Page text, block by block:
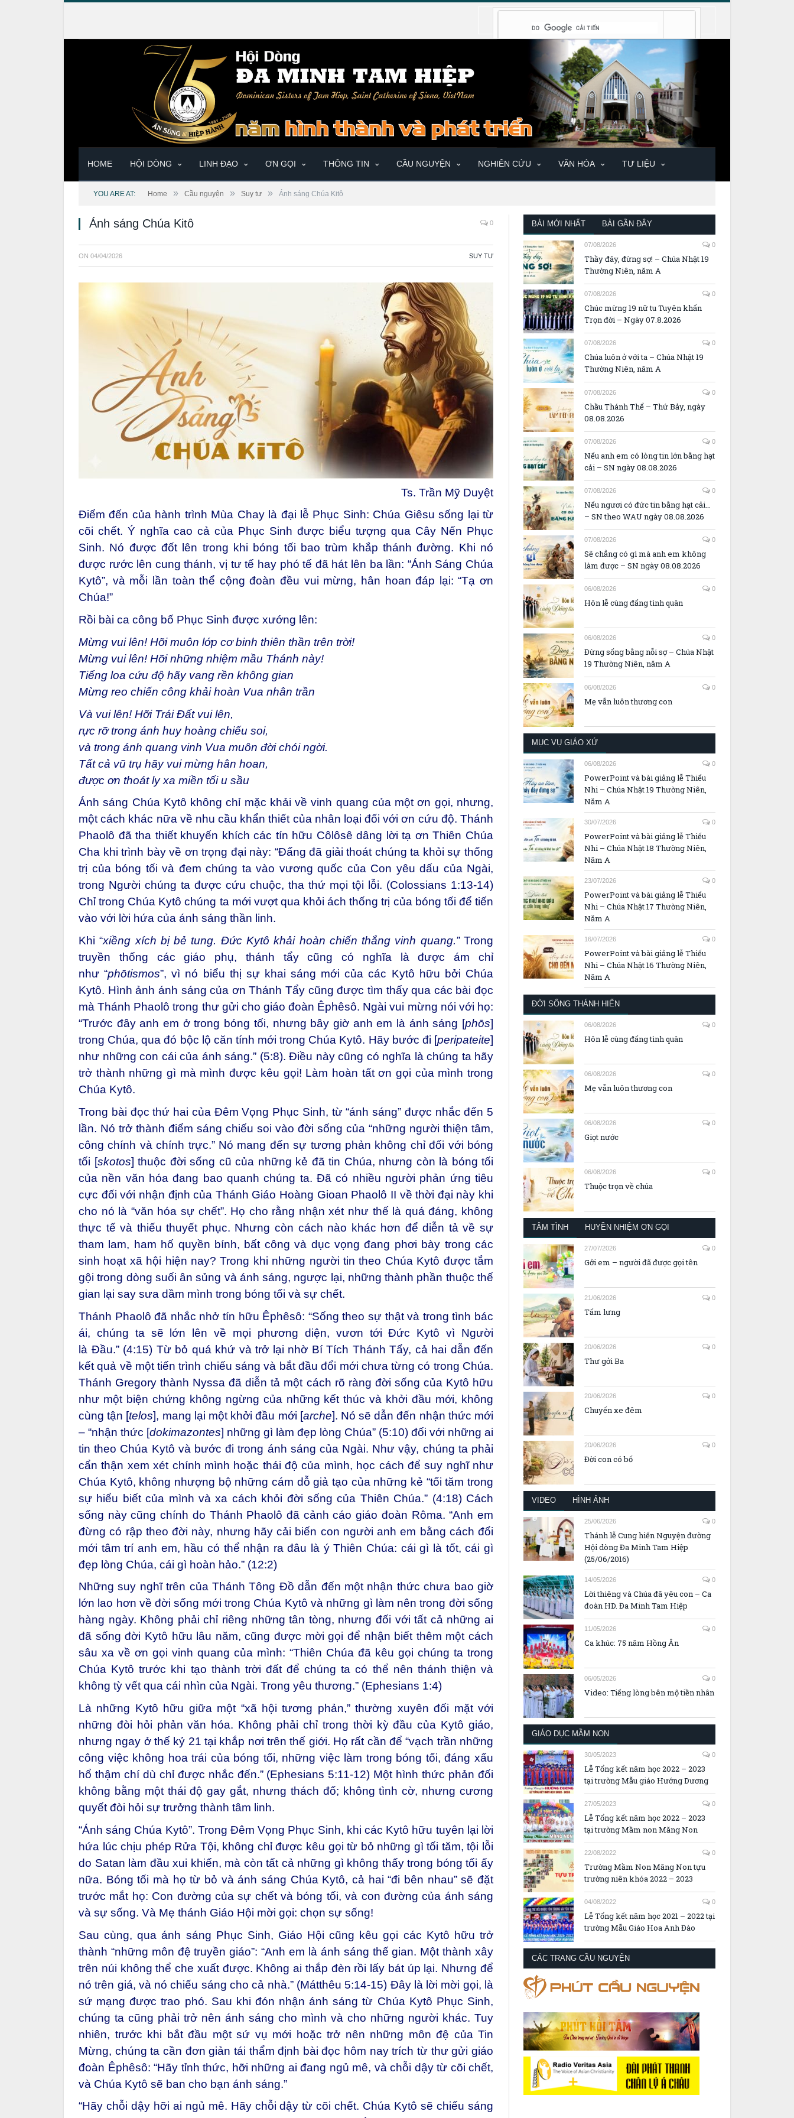
HOME HỘI DÒNG LINH ĐẠO ƠN GỌI THÔNG TIN CẦU NGUYỆN NGHIÊN CỨU VĂN HÓA TƯ LIỆU
YOU ARE AT: Home » Cầu nguyện » Suy tư » Ánh sáng Chúa Kitô
Ánh sáng Chúa Kitô 0
ON 04/04/2026 SUY TƯ
Ts. Trần Mỹ Duyệt
Điểm đến của hành trình Mùa Chay là đại lễ Phục Sinh: Chúa Giêsu sống lại từ
cõi chết. Ý nghĩa cao cả của Phục Sinh được biểu tượng qua Cây Nến Phục
Sinh. Nó được đốt lên trong khi bóng tối bao trùm khắp thánh đường. Khi nó
được rước lên cung thánh, vị tư tế hay phó tế đã hát lên ba lần: “Ánh Sáng Chúa
Kytô”, và mỗi lần toàn thể cộng đoàn đều vui mừng, hân hoan đáp lại: “Tạ ơn
Chúa!”
Rồi bài ca công bố Phục Sinh được xướng lên:
Mừng vui lên! Hỡi muôn lớp cơ binh thiên thần trên trời!
Mừng vui lên! Hỡi những nhiệm mầu Thánh này!
Tiếng loa cứu độ hãy vang rền không gian
Mừng reo chiến công khải hoàn Vua nhân trần
Và vui lên! Hỡi Trái Đất vui lên,
rực rỡ trong ánh huy hoàng chiếu soi,
và trong ánh quang vinh Vua muôn đời chói ngời.
Tất cả vũ trụ hãy vui mừng hân hoan,
được ơn thoát ly xa miền tối u sầu
Ánh sáng Chúa Kytô không chỉ mặc khải về vinh quang của một ơn gọi, nhưng,
một cách khác nữa về nhu cầu khẩn thiết của nhân loại đối với ơn cứu độ. Thánh
Phaolô đã tha thiết khuyến khích các tín hữu Côlôsê dâng lời tạ ơn Thiên Chúa
Cha khi trình bày về ơn trọng đại này: “Đấng đã giải thoát chúng ta khỏi sự thống
trị của bóng tối và đem chúng ta vào vương quốc của Con yêu dấu của Ngài,
trong Người chúng ta được cứu chuộc, tha thứ mọi tội lỗi. (Colossians 1:13-14)
Chỉ trong Chúa Kytô chúng ta mới vượt qua khỏi ách thống trị của bóng tối để tiến
vào với lời hứa của ánh sáng thần linh.
Khi “xiềng xích bị bẻ tung. Đức Kytô khải hoàn chiến thắng vinh quang.”Trong
truyền thống các giáo phụ, thánh tẩy cũng có nghĩa là được ám chỉ
như “phōtismos”, vì nó biểu thị sự khai sáng mới của các Kytô hữu bởi Chúa
Kytô. Hình ảnh ánh sáng của ơn Thánh Tẩy cũng được tìm thấy qua các bài đọc
mà Thánh Phaolô trong thư gửi cho giáo đoàn Êphêsô. Ngài vui mừng nói với họ:
“Trước đây anh em ở trong bóng tối, nhưng bây giờ anh em là ánh sáng [phōs]
trong Chúa, qua đó bộc lộ căn tính mới trong Chúa Kytô. Hãy bước đi [peripateite]
như những con cái của ánh sáng.” (5:8). Điều này cũng có nghĩa là chúng ta hãy
trở thành những gì mà mình được kêu gọi! Làm hoàn tất ơn gọi của mình trong
Chúa Kytô.
Trong bài đọc thứ hai của Đêm Vọng Phục Sinh, từ “ánh sáng” được nhắc đến 5
lần. Nó trở thành điểm sáng chiếu soi vào đời sống của “những người thiện tâm,
công chính và chính trực.” Nó mang đến sự tương phản không chỉ đối với bóng
tối [skotos] thuộc đời sống cũ của những kẻ đã tin Chúa, nhưng còn là bóng tối
của nền văn hóa đang bao quanh chúng ta. Đã có nhiều người phản ứng tiêu
cực đối với nhận định của Thánh Giáo Hoàng Gioan Phaolô II về thời đại này khi
cho nó là “văn hóa sự chết”. Họ cho rằng nhận xét như thế là quá đáng, không
thực tế và thiếu thuyết phục. Nhưng còn cách nào khác hơn để diễn tả về sự
tham lam, ham hố quyền bính, bất công và dục vọng đang phơi bày trong các
sinh hoạt xã hội hiện nay? Trong khi những người tin theo Chúa Kytô được tắm
gội trong dòng suối ân sủng và ánh sáng, ngược lại, những thành phần thuộc thế
gian lại say sưa dầm mình trong bóng tối và sự chết.
Thánh Phaolô đã nhắc nhở tín hữu Êphêsô: “Sống theo sự thật và trong tình bác
ái, chúng ta sẽ lớn lên về mọi phương diện, vươn tới Đức Kytô vì Người
là Đầu.” (4:15) Từ bỏ quá khứ và trở lại nhờ Bí Tích Thánh Tẩy, cả hai dẫn đến
kết quả về một tiến trình chiếu sáng và bắt đầu đổi mới chưa từng có trong Chúa.
Thánh Gregory thành Nyssa đã diễn tả một cách rõ ràng đời sống của Kytô hữu
như một biện chứng không ngừng của những kết thúc và khởi đầu mới, không
cùng tận [telos], mang lại một khởi đầu mới [arche]. Nó sẽ dẫn đến nhận thức mới
– “nhận thức [dokimazontes] những gì làm đẹp lòng Chúa” (5:10) đối với những ai
tin theo Chúa Kytô và bước đi trong ánh sáng của Ngài. Như vậy, chúng ta phải
cẩn thận xem xét chính mình hoặc thái độ của mình, học cách để suy nghĩ như
Chúa Kytô, không nhượng bộ những cám dỗ giả tạo của những kẻ “tối tăm trong
sự hiểu biết của mình và xa cách khỏi đời sống của Thiên Chúa.” (4:18) Cách
sống này cũng chính do Thánh Phaolô đã cảnh cáo giáo đoàn Rôma. “Anh em
đừng có rập theo đời này, nhưng hãy cải biến con người anh em bằng cách đổi
mới tâm trí anh em, hầu có thể nhận ra đâu là ý Thiên Chúa: cái gì là tốt, cái gì
đẹp lòng Chúa, cái gì hoàn hảo.” (12:2)
Những suy nghĩ trên của Thánh Tông Đồ dẫn đến một nhận thức chưa bao giờ
lớn lao hơn về đời sống mới trong Chúa Kytô và những gì làm nên trong đời sống
hàng ngày. Không phải chỉ riêng những tân tòng, nhưng đối với tất cả những ai
đã sống đời Kytô hữu lâu năm, cũng được mời gọi để nhận biết thêm một cách
sâu xa về ơn gọi vinh quang của mình: “Thiên Chúa đã kêu gọi chúng ta trong
Chúa Kytô trước khi tạo thành trời đất để chúng ta có thể nên thánh thiện và
không tỳ vết qua cái nhìn của Ngài. Trong yêu thương.” (Ephesians 1:4)
Là những Kytô hữu giữa một “xã hội tương phản,” thường xuyên đối mặt với
những đòi hỏi phản văn hóa. Không phải chỉ trong thời kỳ đầu của Kytô giáo,
nhưng ngay ở thế kỷ 21 tại khắp nơi trên thế giới. Họ rất cần để “vạch trần những
công việc không hoa trái của bóng tối, những việc làm trong bóng tối, đáng xấu
hổ thậm chí dù chỉ được nhắc đến.” (Ephesians 5:11-12) Một hình thức phản đối
không bằng một thái độ gay gắt, nhưng thách đố; không tình cờ, nhưng cương
quyết đòi hỏi sự trưởng thành tâm linh.
“Ánh sáng Chúa Kytô”. Trong Đêm Vọng Phục Sinh, khi các Kytô hữu tuyên lại lời
hứa lúc chịu phép Rửa Tội, không chỉ được kêu gọi từ bỏ những gì tối tăm, tội lỗi
do Satan làm đầu xui khiến, mà còn tất cả những gì không thấy trong bóng tối ấy
nữa. Bóng tối mà họ từ bỏ và ánh sáng Chúa Kytô, cả hai “đi bên nhau” sẽ đặt
trước mắt họ: Con đường của sự chết và bóng tối, và con đường của ánh sáng
và sự sống. Và Mẹ thánh Giáo Hội mời gọi: chọn sự sống!
Sau cùng, qua ánh sáng Phục Sinh, Giáo Hội cũng kêu gọi các Kytô hữu trở
thành “những môn đệ truyền giáo”: “Anh em là ánh sáng thế gian. Một thành xây
trên núi không thể che xuất được. Không ai thắp đèn rồi lấy bát úp lại. Nhưng để
nó trên giá, và nó chiếu sáng cho cả nhà.” (Mátthêu 5:14-15) Đây là lời mời gọi, là
sứ mạng được trao phó. Sau khi đón nhận ánh sáng từ Chúa Kytô Phục Sinh,
chúng ta cũng phải trở nên ánh sáng cho mình và cho những người khác. Tuy
nhiên, trước khi bắt đầu một sứ vụ mới hoặc trở nên những môn đệ của Tin
Mừng, chúng ta cần đơn giản tái thẩm định bài đọc hôm nay trích từ thư gửi giáo
đoàn Êphêsô: “Hãy tỉnh thức, hỡi những ai đang ngủ mê, và chỗi dậy từ cõi chết,
và Chúa Kytô sẽ ban cho bạn ánh sáng.”
“Hãy chỗi dậy hỡi ai ngủ mê. Hãy chỗi dậy từ cõi chết. Chúa Kytô sẽ chiếu sáng
BÀI MỚI NHẤT BÀI GẦN ĐÂY
07/08/2026 0
Thầy đây, đừng sợ! – Chúa Nhật 19
Thường Niên, năm A
07/08/2026 0
Chúc mừng 19 nữ tu Tuyên khấn
Trọn đời – Ngày 07.8.2026
07/08/2026 0
Chúa luôn ở với ta – Chúa Nhật 19
Thường Niên, năm A
07/08/2026 0
Chầu Thánh Thể – Thứ Bảy, ngày
08.08.2026
07/08/2026 0
Nếu anh em có lòng tin lớn bằng hạt
cải – SN ngày 08.08.2026
07/08/2026 0
Nếu ngươi có đức tin bằng hạt cải…
– SN theo WAU ngày 08.08.2026
07/08/2026 0
Sẽ chẳng có gì mà anh em không
làm được – SN ngày 08.08.2026
06/08/2026 0
Hôn lễ cùng đấng tình quân
06/08/2026 0
Đừng sống bằng nỗi sợ – Chúa Nhật
19 Thường Niên, năm A
06/08/2026 0
Mẹ vẫn luôn thương con
MỤC VỤ GIÁO XỨ
06/08/2026 0
PowerPoint và bài giảng lễ Thiếu
Nhi – Chúa Nhật 19 Thường Niên,
Năm A
30/07/2026 0
PowerPoint và bài giảng lễ Thiếu
Nhi – Chúa Nhật 18 Thường Niên,
Năm A
23/07/2026 0
PowerPoint và bài giảng lễ Thiếu
Nhi – Chúa Nhật 17 Thường Niên,
Năm A
16/07/2026 0
PowerPoint và bài giảng lễ Thiếu
Nhi – Chúa Nhật 16 Thường Niên,
Năm A
ĐỜI SỐNG THÁNH HIẾN
06/08/2026 0
Hôn lễ cùng đấng tình quân
06/08/2026 0
Mẹ vẫn luôn thương con
06/08/2026 0
Giọt nước
06/08/2026 0
Thuộc trọn về chúa
TÂM TÌNH HUYỀN NHIỆM ƠN GỌI
27/07/2026 0
Gởi em – người đã được gọi tên
21/06/2026 0
Tấm lưng
20/06/2026 0
Thư gởi Ba
20/06/2026 0
Chuyến xe đêm
20/06/2026 0
Đời con có bố
VIDEO HÌNH ẢNH
25/06/2026 0
Thánh lễ Cung hiến Nguyện đường
Hội dòng Đa Minh Tam Hiệp
(25/06/2016)
14/05/2026 0
Lời thiêng và Chúa đã yêu con – Ca
đoàn HD. Đa Minh Tam Hiệp
11/05/2026 0
Ca khúc: 75 năm Hồng Ân
06/05/2026 0
Video: Tiếng lòng bên mộ tiền nhân
GIÁO DỤC MẦM NON
30/05/2023 0
Lễ Tổng kết năm học 2022 – 2023
tại trường Mẫu giáo Hướng Dương
27/05/2023 0
Lễ Tổng kết năm học 2022 – 2023
tại trường Mầm non Măng Non
22/08/2022 0
Trường Mầm Non Măng Non tựu
trường niên khóa 2022 – 2023
04/08/2022 0
Lễ Tổng kết năm học 2021 – 2022 tại
trường Mẫu Giáo Hoa Anh Đào
CÁC TRANG CẦU NGUYỆN